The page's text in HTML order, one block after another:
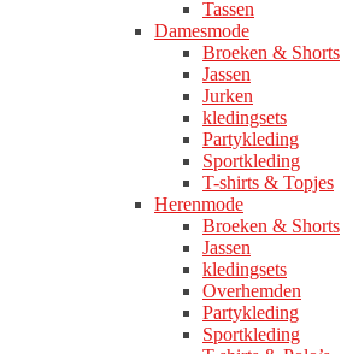
Tassen
Damesmode
Broeken & Shorts
Jassen
Jurken
kledingsets
Partykleding
Sportkleding
T-shirts & Topjes
Herenmode
Broeken & Shorts
Jassen
kledingsets
Overhemden
Partykleding
Sportkleding